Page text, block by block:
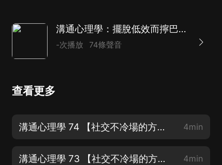
溝通心理學：擺脫低效而擰巴的溝通結果丨懂心理的溝通高手，更是高情商的說話高手
-次播放 74條聲音
查看更多
溝通心理學 74 【社交不冷場的方法】理性對待冷言冷語（完） 4min
溝通心理學 73 【社交不冷場的方法】言語出現失誤時積極彌補 4min